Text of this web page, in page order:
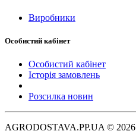
Виробники
Особистий кабінет
Особистий кабінет
Історія замовлень
Розсилка новин
AGRODOSTAVA.PP.UA © 2026